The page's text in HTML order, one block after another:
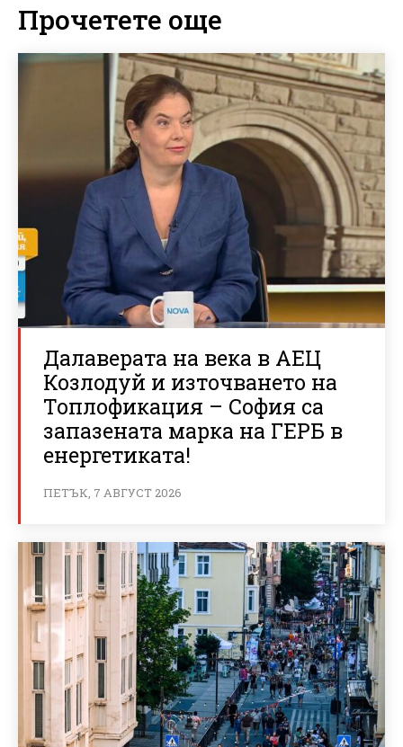
Прочетете още
Далаверата на века в АЕЦ
Козлодуй и източването на
Топлофикация – София са
запазената марка на ГЕРБ в
енергетиката!
ПЕТЪК, 7 АВГУСТ 2026